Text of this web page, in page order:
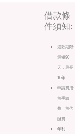
借款條
件須知:
還款期限:
最短90
天，最長
10年
申請費用:
無手續
費、無代
辦費
年利